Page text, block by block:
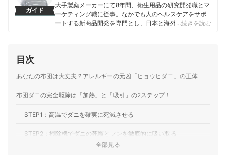
ガイド
大手製薬メーカーにて8年間、衛生用品の研究開発職とマ
ーケティング職に従事。なかでも人のヘルスケアをサポ
ートする新商品開発を専門とし、日本と海外を合わせて
渡辺寛和のプロフィール
…続きを読む
目次
あなたの布団は大丈夫？アレルギーの元凶「ヒョウヒダニ」の正体
布団ダニの完全駆除は「加熱」と「吸引」の2ステップ！
STEP1：高温でダニを確実に死滅させる
STEP2：掃除機でダニの死骸とフンを徹底的に吸い取る
全部見る